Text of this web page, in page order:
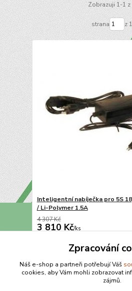
Zobrazuji 1-1 z
strana z 1
Inteligentní nabíječka pro 5S
/ Li-Polymer 1.5A
4 307 Kč
3 810 Kč/ks
Přidat do
strana z 1
Zpracování
Náš e-shop a partneři potřebují Váš
cookies, aby Vám mohli zobrazovat
zájmů.